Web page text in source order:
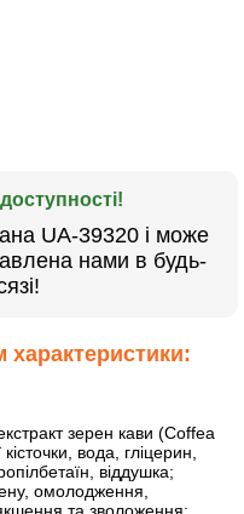
UА-39320 і може
нами в будь-
характеристики:
зерен кави (Coffea
вода, гліцерин,
віддушка;
омолодження,